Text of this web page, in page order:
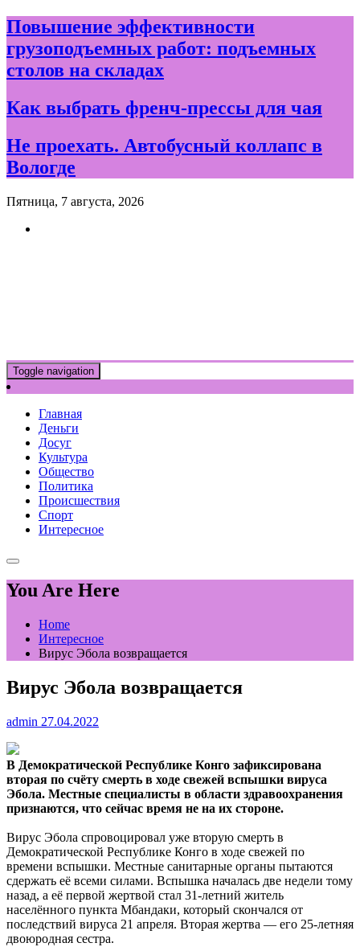
Skip
to
content
Повышение эффективности
грузоподъемных работ: подъемных
столов на складах
Как выбрать френч-прессы для чая
Не проехать. Автобусный коллапс в
Вологде
Пятница, 7 августа, 2026
Toggle navigation
Главная
Деньги
Досуг
Культура
Общество
Политика
Происшествия
Спорт
Интересное
You Are Here
Home
Интересное
Вирус Эбола возвращается
Вирус Эбола возвращается
admin 27.04.2022
В Демократической Республике Конго зафиксирована
вторая по счёту смерть в ходе свежей вспышки вируса
Эбола. Местные специалисты в области здравоохранения
признаются, что сейчас время не на их стороне.
Вирус Эбола спровоцировал уже вторую смерть в
Демократической Республике Конго в ходе свежей по
времени вспышки. Местные санитарные органы пытаются
сдержать её всеми силами. Вспышка началась две недели тому
назад, а её первой жертвой стал 31-летний житель
населённого пункта Мбандаки, который скончался от
последствий вируса 21 апреля. Вторая жертва — его 25-летняя
двоюродная сестра.